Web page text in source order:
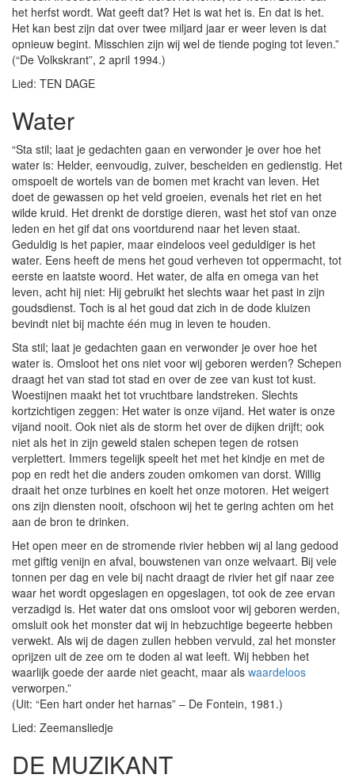
het herfst wordt. Wat geeft dat? Het is wat het is. En dat is het.
Het kan best zijn dat over twee miljard jaar er weer leven is dat
opnieuw begint. Misschien zijn wij wel de tiende poging tot leven.”
(“De Volkskrant”, 2 april 1994.)
Lied: TEN DAGE
Water
“Sta stil; laat je gedachten gaan en verwonder je over hoe het
water is: Helder, eenvoudig, zuiver, bescheiden en gedienstig. Het
omspoelt de wortels van de bomen met kracht van leven. Het
doet de gewassen op het veld groeien, evenals het riet en het
wilde kruid. Het drenkt de dorstige dieren, wast het stof van onze
leden en het gif dat ons voortdurend naar het leven staat.
Geduldig is het papier, maar eindeloos veel geduldiger is het
water. Eens heeft de mens het goud verheven tot oppermacht, tot
eerste en laatste woord. Het water, de alfa en omega van het
leven, acht hij niet: Hij gebruikt het slechts waar het past in zijn
goudsdienst. Toch is al het goud dat zich in de dode kluizen
bevindt niet bij machte één mug in leven te houden.
Sta stil; laat je gedachten gaan en verwonder je over hoe het
water is. Omsloot het ons niet voor wij geboren werden? Schepen
draagt het van stad tot stad en over de zee van kust tot kust.
Woestijnen maakt het tot vruchtbare landstreken. Slechts
kortzichtigen zeggen: Het water is onze vijand. Het water is onze
vijand nooit. Ook niet als de storm het over de dijken drijft; ook
niet als het in zijn geweld stalen schepen tegen de rotsen
verplettert. Immers tegelijk speelt het met het kindje en met de
pop en redt het die anders zouden omkomen van dorst. Willig
draait het onze turbines en koelt het onze motoren. Het weigert
ons zijn diensten nooit, ofschoon wij het te gering achten om het
aan de bron te drinken.
Het open meer en de stromende rivier hebben wij al lang gedood
met giftig venijn en afval, bouwstenen van onze welvaart. Bij vele
tonnen per dag en vele bij nacht draagt de rivier het gif naar zee
waar het wordt opgeslagen en opgeslagen, tot ook de zee ervan
verzadigd is. Het water dat ons omsloot voor wij geboren werden,
omsluit ook het monster dat wij in hebzuchtige begeerte hebben
verwekt. Als wij de dagen zullen hebben vervuld, zal het monster
oprijzen uit de zee om te doden al wat leeft. Wij hebben het
waarlijk goede der aarde niet geacht, maar als waardeloos
verworpen.”
(Uit: “Een hart onder het harnas” – De Fontein, 1981.)
Lied: Zeemansliedje
DE MUZIKANT